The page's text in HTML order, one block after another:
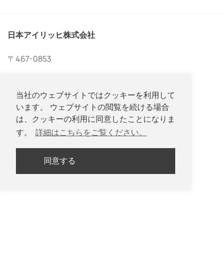
当社のウェブサイトではクッキーを利用して
います。 ウェブサイトの閲覧を続ける場合
は、クッキーの利用に同意したことになりま
す。
詳細はこちらをご覧ください。
同意する
日本アイリッヒ株式会社
〒467-0853
052-533-2577
052-533-2578